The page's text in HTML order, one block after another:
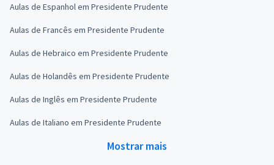
Aulas de Espanhol em Presidente Prudente
Aulas de Francês em Presidente Prudente
Aulas de Hebraico em Presidente Prudente
Aulas de Holandês em Presidente Prudente
Aulas de Inglês em Presidente Prudente
Aulas de Italiano em Presidente Prudente
Mostrar mais